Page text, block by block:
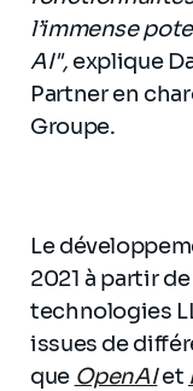
l’immense
AI", explique
Partner en
Groupe.
Le
2021 à partir
technologies
issues de
que OpenAIet